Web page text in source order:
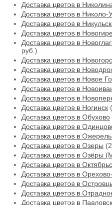
Доставка цветов в
Доставка цветов в
Доставка цветов в
Доставка цветов в
Доставка цветов в
руб.)
Доставка цветов в
Доставка цветов в
Доставка цветов в Новое
Доставка цветов в
Доставка цветов в
Доставка цветов в Ногинск
Доставка цветов в Обухово
Доставка цветов в
Доставка цветов в
Доставка цветов в Озеры
Доставка цветов в Озёры
Доставка цветов в
Доставка цветов в
Доставка цветов в
Доставка цветов в
Доставка цветов в